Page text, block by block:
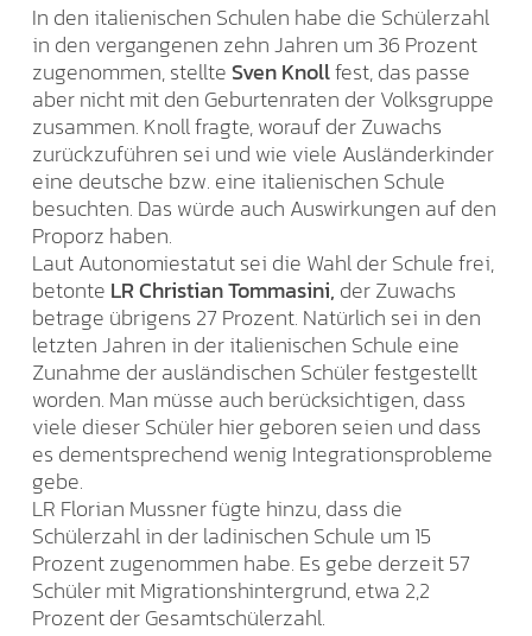
In den italienischen Schulen habe die Schülerzahl
in den vergangenen zehn Jahren um 36 Prozent
zugenommen, stellteSven Knollfest, das passe
aber nicht mit den Geburtenraten der Volksgruppe
zusammen. Knoll fragte, worauf der Zuwachs
zurückzuführen sei und wie viele Ausländerkinder
eine deutsche bzw. eine italienischen Schule
besuchten. Das würde auch Auswirkungen auf den
Proporz haben.
Laut Autonomiestatut sei die Wahl der Schule frei,
betonte LR Christian Tommasini, der Zuwachs
betrage übrigens 27 Prozent. Natürlich sei in den
letzten Jahren in der italienischen Schule eine
Zunahme der ausländischen Schüler festgestellt
worden. Man müsse auch berücksichtigen, dass
viele dieser Schüler hier geboren seien und dass
es dementsprechend wenig Integrationsprobleme
gebe.
LR Florian Mussner fügte hinzu, dass die
Schülerzahl in der ladinischen Schule um 15
Prozent zugenommen habe. Es gebe derzeit 57
Schüler mit Migrationshintergrund, etwa 2,2
Prozent der Gesamtschülerzahl.